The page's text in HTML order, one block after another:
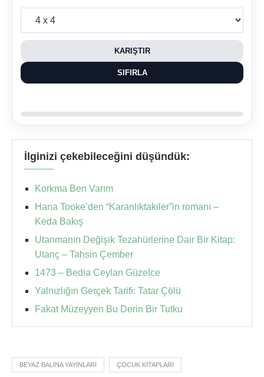
KARIŞTIR
SIFIRLA
İlginizi çekebileceğini düşündük:
Korkma Ben Varım
Hana Tooke’den “Karanlıktakiler”in romanı –
Keda Bakış
Utanmanın Değişik Tezahürlerine Dair Bir Kitap:
Utanç – Tahsin Çember
1473 – Bedia Ceylan Güzelce
Yalnızlığın Gerçek Tarifi: Tatar Çölü
Fakat Müzeyyen Bu Derin Bir Tutku
BEYAZ BALINA YAYINLARI ÇOCUK KITAPLARI